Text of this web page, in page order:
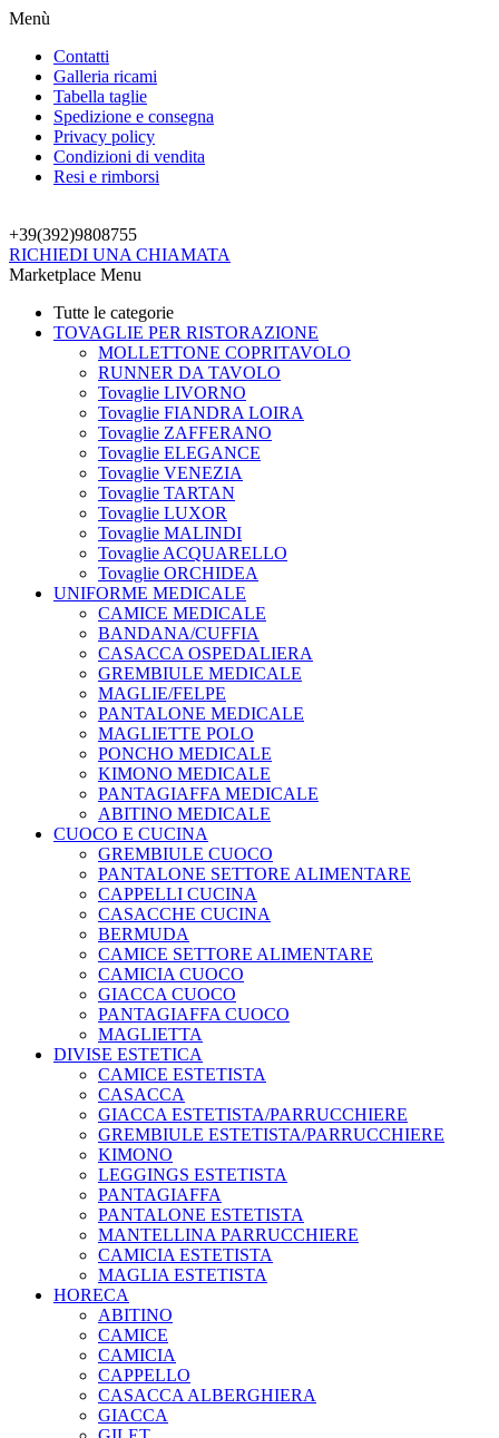
Menù
Contatti
Galleria ricami
Tabella taglie
Spedizione e consegna
Privacy policy
Condizioni di vendita
Resi e rimborsi
+39(392)9808755
RICHIEDI UNA CHIAMATA
Marketplace Menu
Tutte le categorie
TOVAGLIE PER RISTORAZIONE
MOLLETTONE COPRITAVOLO
RUNNER DA TAVOLO
Tovaglie LIVORNO
Tovaglie FIANDRA LOIRA
Tovaglie ZAFFERANO
Tovaglie ELEGANCE
Tovaglie VENEZIA
Tovaglie TARTAN
Tovaglie LUXOR
Tovaglie MALINDI
Tovaglie ACQUARELLO
Tovaglie ORCHIDEA
UNIFORME MEDICALE
CAMICE MEDICALE
BANDANA/CUFFIA
CASACCA OSPEDALIERA
GREMBIULE MEDICALE
MAGLIE/FELPE
PANTALONE MEDICALE
MAGLIETTE POLO
PONCHO MEDICALE
KIMONO MEDICALE
PANTAGIAFFA MEDICALE
ABITINO MEDICALE
CUOCO E CUCINA
GREMBIULE CUOCO
PANTALONE SETTORE ALIMENTARE
CAPPELLI CUCINA
CASACCHE CUCINA
BERMUDA
CAMICE SETTORE ALIMENTARE
CAMICIA CUOCO
GIACCA CUOCO
PANTAGIAFFA CUOCO
MAGLIETTA
DIVISE ESTETICA
CAMICE ESTETISTA
CASACCA
GIACCA ESTETISTA/PARRUCCHIERE
GREMBIULE ESTETISTA/PARRUCCHIERE
KIMONO
LEGGINGS ESTETISTA
PANTAGIAFFA
PANTALONE ESTETISTA
MANTELLINA PARRUCCHIERE
CAMICIA ESTETISTA
MAGLIA ESTETISTA
HORECA
ABITINO
CAMICE
CAMICIA
CAPPELLO
CASACCA ALBERGHIERA
GIACCA